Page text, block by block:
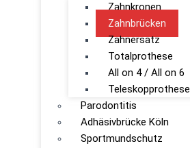
Zahnkronen
Zahnbrücken
Zahnersatz
Totalprothese
All on 4 / All on 6
Teleskopprothese
Parodontitis
Adhäsivbrücke Köln
Sportmundschutz